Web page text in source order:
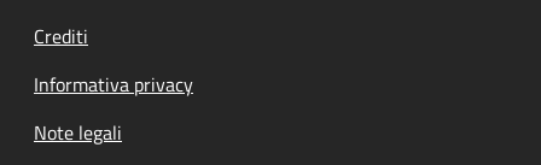
Crediti
Informativa privacy
Note legali